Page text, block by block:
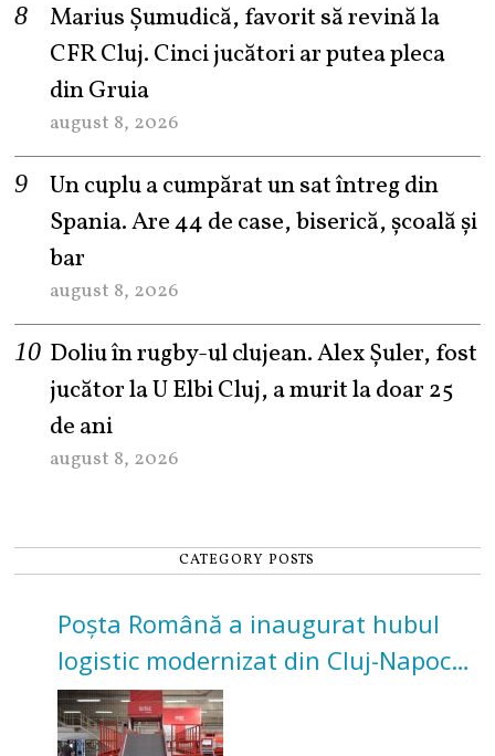
Marius Șumudică, favorit să revină la
CFR Cluj. Cinci jucători ar putea pleca
din Gruia
august 8, 2026
Un cuplu a cumpărat un sat întreg din
Spania. Are 44 de case, biserică, școală și
bar
august 8, 2026
Doliu în rugby-ul clujean. Alex Șuler, fost
jucător la U Elbi Cluj, a murit la doar 25
de ani
august 8, 2026
CATEGORY POSTS
Poșta Română a inaugurat hubul
logistic modernizat din Cluj-Napoca.
Investiție de 3 milioane de euro